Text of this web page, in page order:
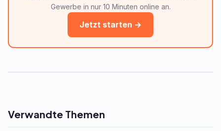
Gewerbe in nur 10 Minuten online an.
Jetzt starten →
Verwandte Themen